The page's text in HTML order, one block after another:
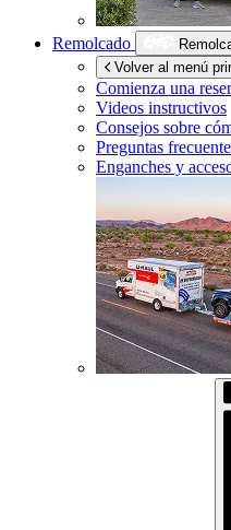
Remolcado
Volver al menú
Comienza una
Videos instructivos
Consejos sobre
Preguntas
Enganches y